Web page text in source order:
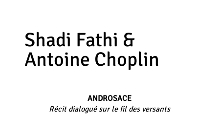
Shadi Fathi &
Antoine Choplin
ANDROSACE
Récit dialogué sur le fil des versants